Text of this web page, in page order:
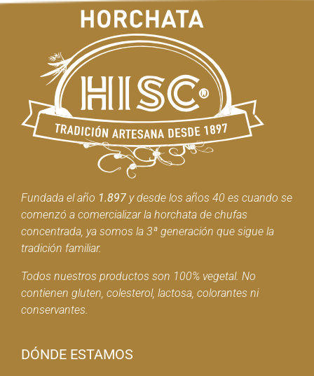
Fundada el año 1.897y desde los años 40 es cuando se
comenzó a comercializar la horchata de chufas
concentrada, ya somos la 3ª generación que sigue la
tradición familiar.
Todos nuestros productos son 100% vegetal. No
contienen gluten, colesterol, lactosa, colorantes ni
conservantes.
DÓNDE ESTAMOS